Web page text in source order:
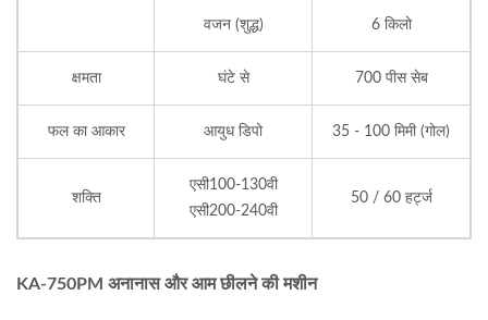
वजन (शुद्ध) 6 किलो
क्षमता घंटे से 700 पीस सेब
फल का आकार आयुध डिपो 35 - 100 मिमी (गोल)
शक्ति
एसी100-130वी
एसी200-240वी
50 / 60 हर्ट्ज
KA-750PM अनानास और आम छीलने की मशीन